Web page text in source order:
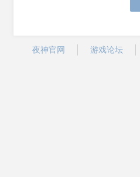
夜神官网 游戏论坛